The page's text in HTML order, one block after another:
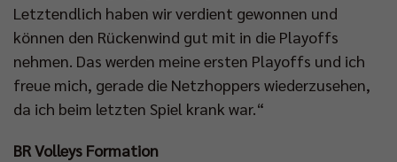
Letztendlich haben wir verdient gewonnen und
können den Rückenwind gut mit in die Playoffs
nehmen. Das werden meine ersten Playoffs und ich
freue mich, gerade die Netzhoppers wiederzusehen,
da ich beim letzten Spiel krank war.“
BR Volleys Formation